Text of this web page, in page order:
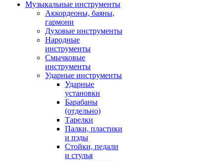
Музыкальные инструменты
Аккордеоны, баяны,
гармони
Духовые инструменты
Народные
инструменты
Смычковые
инструменты
Ударные инструменты
Ударные
установки
Барабаны
(отдельно)
Тарелки
Палки, пластики
и пэды
Стойки, педали
и стулья